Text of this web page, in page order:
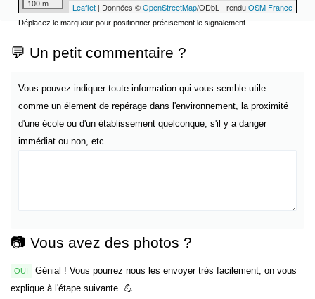
100 m Leaflet | Données ©OpenStreetMap/ODbL - renduOSM France
Déplacez le marqueur pour positionner précisement le signalement.
💬 Un petit commentaire ?
Vous pouvez indiquer toute information qui vous semble utile
comme un élement de repérage dans l'environnement, la proximité
d'une école ou d'un établissement quelconque, s'il y a danger
immédiat ou non, etc.
📷 Vous avez des photos ?
OUI
Génial ! Vous pourrez nous les envoyer très facilement, on vous
explique à l'étape suivante. 💪